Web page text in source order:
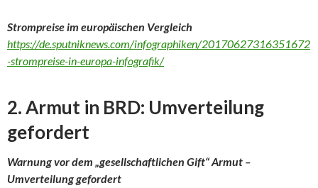
Strompreise im europäischen Vergleich
https://de.sputniknews.com/infographiken/20170627316351672
-strompreise-in-europa-infografik/
2. Armut in BRD: Umverteilung
gefordert
Warnung vor dem „gesellschaftlichen Gift“ Armut –
Umverteilung gefordert